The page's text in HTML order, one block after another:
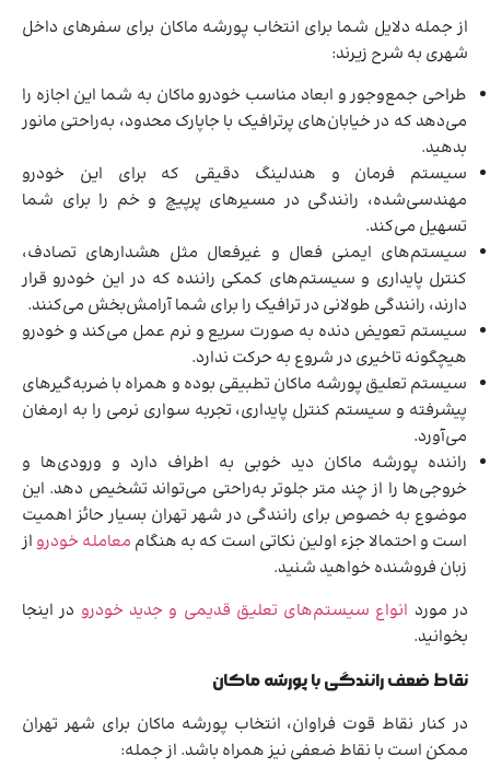
از جمله دلایل شما برای انتخاب پورشه ماکان برای سفرهای داخل
شهری به شرح زیرند:
طراحی جمع‌وجور و ابعاد مناسب خودرو ماکان به شما این اجازه را
می‌دهد که در خیابان‌های پرترافیک با جاپارک محدود، به‌راحتی مانور
بدهید.
سیستم فرمان و هندلینگ دقیقی که برای این خودرو
مهندسی‌شده، رانندگی در مسیرهای پرپیچ و خم را برای شما
تسهیل می‌کند.
سیستم‌های ایمنی فعال و غیرفعال مثل هشدارهای تصادف،
کنترل پایداری و سیستم‌های کمکی راننده که در این خودرو قرار
دارند، رانندگی طولانی در ترافیک را برای شما آرامش‌بخش می‌کنند.
سیستم تعویض دنده به صورت سریع و نرم عمل می‌کند و خودرو
هیچگونه تاخیری در شروع به حرکت ندارد.
سیستم تعلیق پورشه ماکان تطبیقی بوده و همراه با ضربه‌گیرهای
پیشرفته و سیستم کنترل پایداری، تجربه سواری نرمی را به ارمغان
می‌آورد.
راننده پورشه ماکان دید خوبی به اطراف دارد و ورودی‌ها و
خروجی‌ها را از چند متر جلوتر به‌راحتی می‌تواند تشخیص دهد. این
موضوع به خصوص برای رانندگی در شهر تهران بسیار حائز اهمیت
است و احتمالا جزء اولین نکاتی است که به هنگام معامله خودرواز
زبان فروشنده خواهید شنید.
در مورد انواع سیستم‌های تعلیق قدیمی و جدید خودرو در اینجا
بخوانید.
نقاط ضعف رانندگی با پورشه ماکان
در کنار نقاط قوت فراوان، انتخاب پورشه ماکان برای شهر تهران
ممکن است با نقاط ضعفی نیز همراه باشد. از جمله: